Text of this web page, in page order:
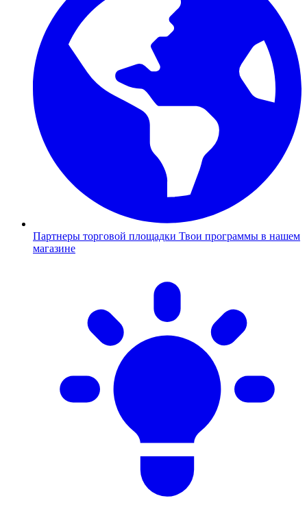
Партнеры торговой площадки Твои программы в нашем
магазине